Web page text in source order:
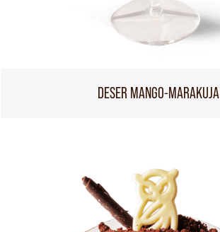
DESER MANGO-MARAKUJA